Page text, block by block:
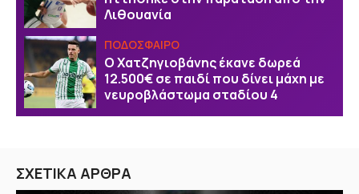
Λιθουανία
ΠΟΔΟΣΦΑΙΡΟ
Ο Χατζηγιοβάνης έκανε δωρεά
12.500€ σε παιδί που δίνει μάχη με
νευροβλάστωμα σταδίου 4
ΣΧΕΤΙΚΑ ΑΡΘΡΑ